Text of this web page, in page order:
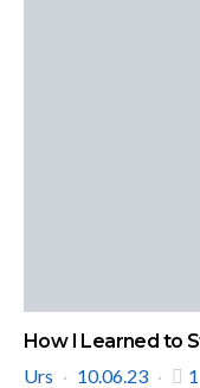
How I Learned to
Urs
10.06.23 1